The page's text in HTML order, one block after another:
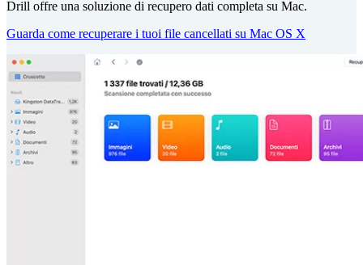
Drill offre una soluzione di recupero dati completa su Mac.
Guarda come recuperare i tuoi file cancellati su Mac OS X